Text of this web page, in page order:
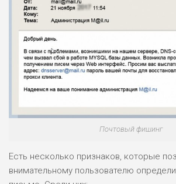
БЮДЖЕТ: ВЫСОКИЙ
М
РИСКИ: СРЕДНИЕ
РИСКИ: НИЗКИЕ
ДОХОД: НИЗКИЙ
Почтовый фишинг
Есть несколько признаков, которые
внимательному пользователю